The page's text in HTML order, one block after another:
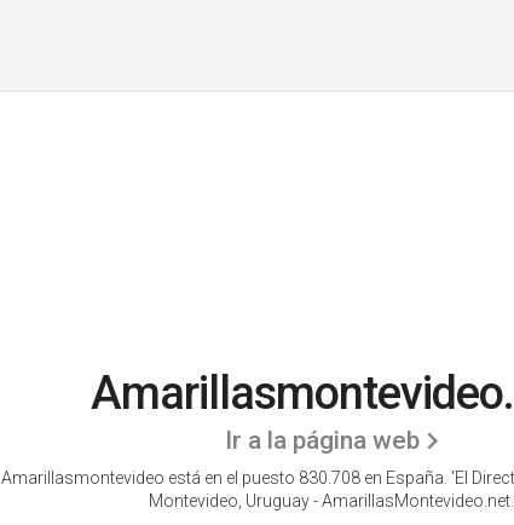
Ir a la página web
Amarillasmontevideo está en el puesto 830.708 en España. 'El
Montevideo, Uruguay - AmarillasMontevideo.net.'